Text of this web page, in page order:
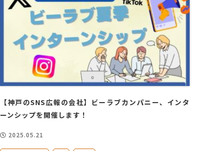
【神戸のSNS広報の会社】ビーラブカンパニー、インタ
ーンシップを開催します！
2025.05.21